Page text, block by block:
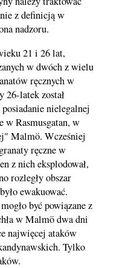
z definicją w
nadzoru.
21 i 26 lat,
w dwóch z wielu
ręcznych w
26-latek został
nielegalnej
w Rasmusgatan, w
Malmö. Wcześniej
ręczne w
z nich eksplodował,
rozległy obszar
ewakuować.
być powiązane z
w Malmö dwa dni
najwięcej ataków
Tylko